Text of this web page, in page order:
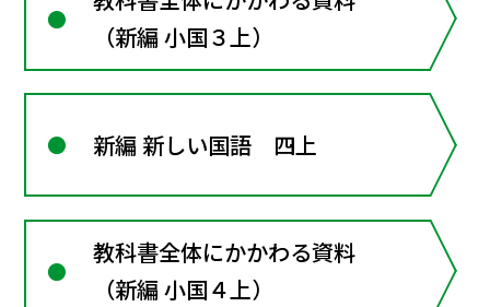
（新編 小国３上）
新編 新しい国語 四上
教科書全体にかかわる資料
（新編 小国４上）